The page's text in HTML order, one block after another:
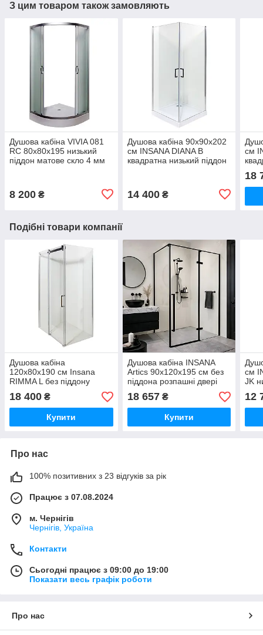
З цим товаром також замовляють
Душова кабіна VIVIA 081
RC 80х80х195 низький
піддон матове скло 4 мм
8 200 ₴
Душова кабіна 90x90x202
см INSANA DIANA B
квадратна низький піддон
14 400₴
см
18
Подібні товари компанії
Душова кабіна
120х80х190 см Insana
RIMMA L без піддону
прозоре скло 6 мм
розсувні двері
18 400 ₴
Купити
Душова кабіна INSANA
Artics 90х120х195 см без
піддона розпашні двері
прозоре скло 6 мм чорний
профіль
18 657₴
Купити
см
JK
12
Про нас
100% позитивних з 23 відгуків за рік
Працює з 07.08.2024
м. Чернігів
Чернігів, Україна
Контакти
Сьогодні працює з 09:00 до 19:00
Показати весь графік роботи
Про нас